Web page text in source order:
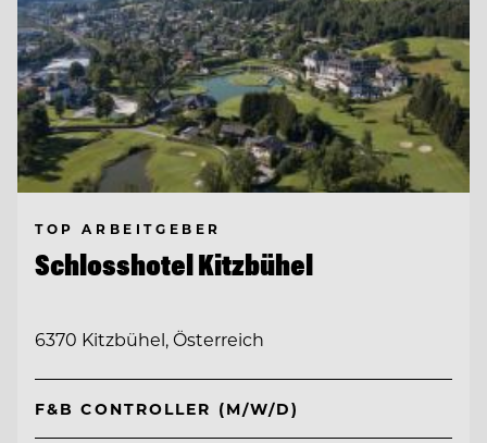
TOP ARBEITGEBER
Schlosshotel Kitzbühel
6370 Kitzbühel, Österreich
F&B CONTROLLER (M/W/D)